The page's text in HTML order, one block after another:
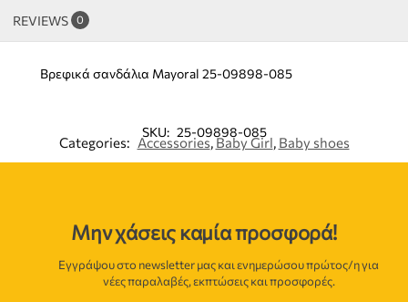
REVIEWS 0
Βρεφικά σανδάλια Mayoral 25-09898-085
SKU: 25-09898-085
Categories: Accessories,Baby Girl, Baby shoes
Μην χάσεις καμία προσφορά!
Εγγράψου στο newsletter μας και ενημερώσου πρώτος/η για
νέες παραλαβές, εκπτώσεις και προσφορές.